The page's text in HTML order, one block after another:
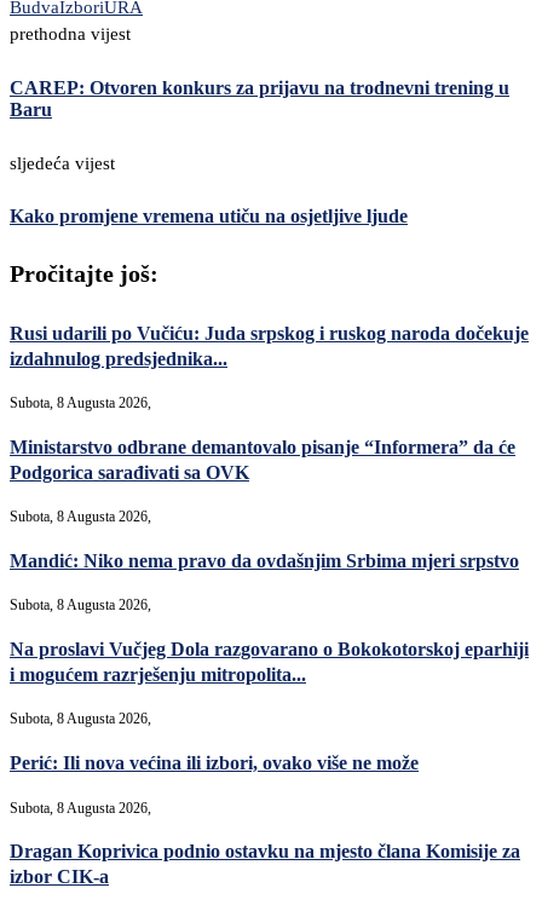
BudvaIzboriURA
prethodna vijest
CAREP: Otvoren konkurs za prijavu na trodnevni trening u
Baru
sljedeća vijest
Kako promjene vremena utiču na osjetljive ljude
Pročitajte još:
Rusi udarili po Vučiću: Juda srpskog i ruskog naroda dočekuje
izdahnulog predsjednika...
Subota, 8 Augusta 2026,
Ministarstvo odbrane demantovalo pisanje “Informera” da će
Podgorica sarađivati sa OVK
Subota, 8 Augusta 2026,
Mandić: Niko nema pravo da ovdašnjim Srbima mjeri srpstvo
Subota, 8 Augusta 2026,
Na proslavi Vučjeg Dola razgovarano o Bokokotorskoj eparhiji
i mogućem razrješenju mitropolita...
Subota, 8 Augusta 2026,
Perić: Ili nova većina ili izbori, ovako više ne može
Subota, 8 Augusta 2026,
Dragan Koprivica podnio ostavku na mjesto člana Komisije za
izbor CIK-a